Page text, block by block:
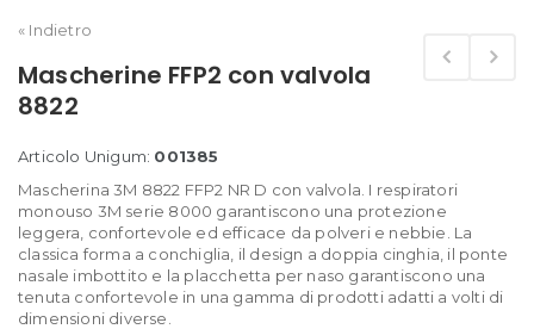
« Indietro
Mascherine FFP2 con valvola
8822
Articolo Unigum: 001385
Mascherina 3M 8822 FFP2 NR D con valvola. I respiratori
monouso 3M serie 8000 garantiscono una protezione
leggera, confortevole ed efficace da polveri e nebbie. La
classica forma a conchiglia, il design a doppia cinghia, il ponte
nasale imbottito e la placchetta per naso garantiscono una
tenuta confortevole in una gamma di prodotti adatti a volti di
dimensioni diverse.